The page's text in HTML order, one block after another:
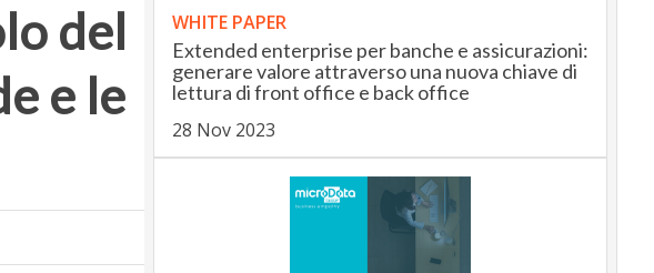
SmartMobilityUp
Proptech
del
e le
WHITE PAPER
Extended enterprise per banche e assicurazioni:
generare valore attraverso una nuova chiave di
lettura di front office e back office
28 Nov 2023